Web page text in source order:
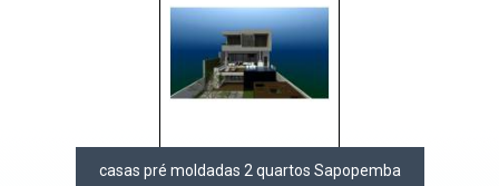
casas pré moldadas 2 quartos Sapopemba